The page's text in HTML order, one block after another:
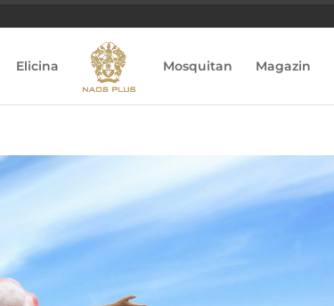
Elicina Mosquitan Magazin